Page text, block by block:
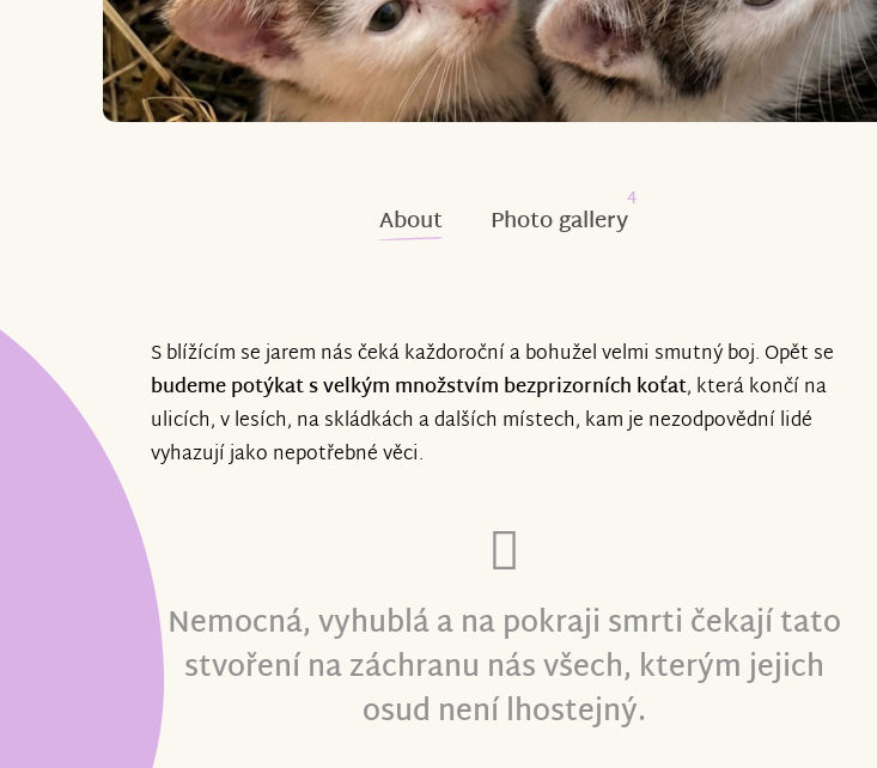
About Photo gallery
4
S blížícím se jarem nás čeká každoroční a bohužel velmi smutný boj. Opět se
budeme potýkat s velkým množstvím bezprizorních koťat, která končí na
ulicích, v lesích, na skládkách a dalších místech, kam je nezodpovědní lidé
vyhazují jako nepotřebné věci.
Nemocná, vyhublá a na pokraji smrti čekají tato
stvoření na záchranu nás všech, kterým jejich
osud není lhostejný.